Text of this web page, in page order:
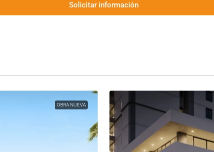
Solicitar información
OBRA NUEVA